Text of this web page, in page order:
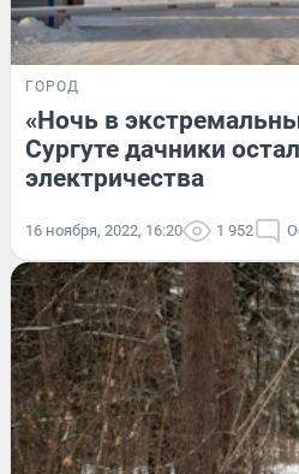
ГОРОД
«Ночь в
Сургуте дачники
электричества
16 ноября, 2022, 16:20 1 952